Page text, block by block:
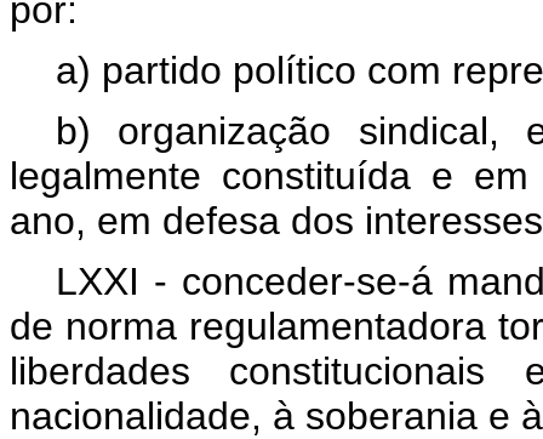
por:
a) partido político com
b) organização sindical,
legalmente constituída e
ano, em defesa dos
LXXI - conceder-se-á
de norma regulamentadora
liberdades
nacionalidade, à soberania e